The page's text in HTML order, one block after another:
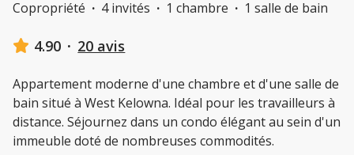
Copropriété · 4 invités · 1 chambre · 1 salle de bain
4.90 · 20 avis
Appartement moderne d'une chambre et d'une salle de
bain situé à West Kelowna. Idéal pour les travailleurs à
distance. Séjournez dans un condo élégant au sein d'un
immeuble doté de nombreuses commodités.